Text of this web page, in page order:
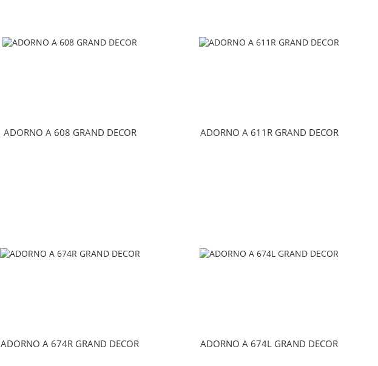
ADORNO A 608 GRAND DECOR ADORNO A 611R GRAND DECOR
ADORNO A 674R GRAND DECOR ADORNO A 674L GRAND DECOR